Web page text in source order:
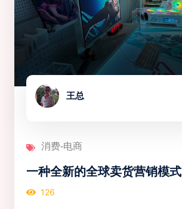
王总
消费-电商
一种全新的全球卖货营销模式
126